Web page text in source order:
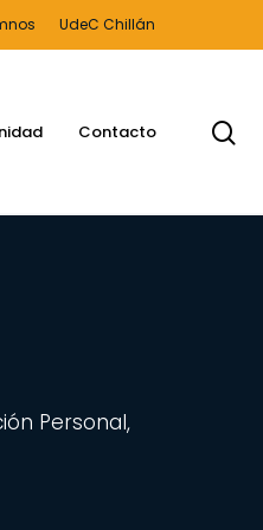
UdeC Chillán
Contacto
Personal,